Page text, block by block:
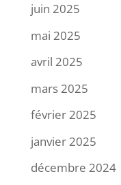
juin 2025
mai 2025
avril 2025
mars 2025
février 2025
janvier 2025
décembre 2024